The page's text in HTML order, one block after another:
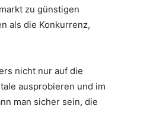
zu günstigen
als die Konkurrenz,
nicht nur auf die
ausprobieren und im
man sicher sein, die